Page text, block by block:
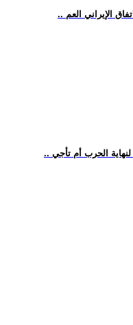
الإيراني العم
الحرب أم تأجي